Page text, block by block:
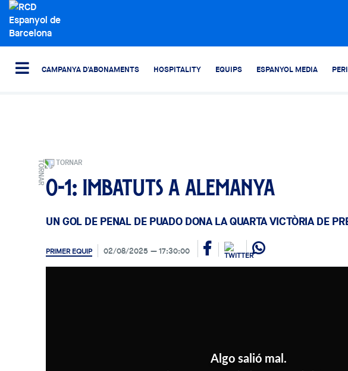
CAMPANYA D'ABONAMENTS HOSPITALITY EQUIPS ESPANYOL MEDIA
TORNAR
0-1: Imbatuts a Alemanya
UN GOL DE PENAL DE PUADO DONA LA QUARTA VICTÒRIA DE
PRIMER EQUIP 02/08/2025 17:30:00